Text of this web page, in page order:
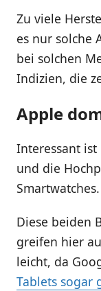
Zu viele
es nur solche
bei solchen
Indizien, die
Apple
Interessant
und die
Diese beiden
greifen hier
leicht, da
Tablets sogar